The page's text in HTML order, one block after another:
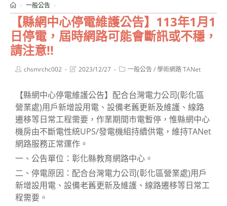
【縣網中心停電維護公告】113年1月1
日停電，屆時網路可能會斷訊或不穩，
請注意!!
> 一般公告 >
Postchsmrchc002
Post2023/12/27
Post一般公告/學術網路 TANet
【縣網中心停電維護公告】配合台灣電力公司(彰化區
營業處)用戶新增設用電、設備老舊更新及維護、線路
遷移等日常工程需要，作業期間市電暫停，惟縣網中心
機房由不斷電性統UPS/發電機組持續供電，維持TANet
網路服務正常運作。
一、公告單位：彰化縣教育網路中心。
二、停電原因：配合台灣電力公司(彰化區營業處)用戶
新增設用電、設備老舊更新及維護、線路遷移等日常工
程需要。